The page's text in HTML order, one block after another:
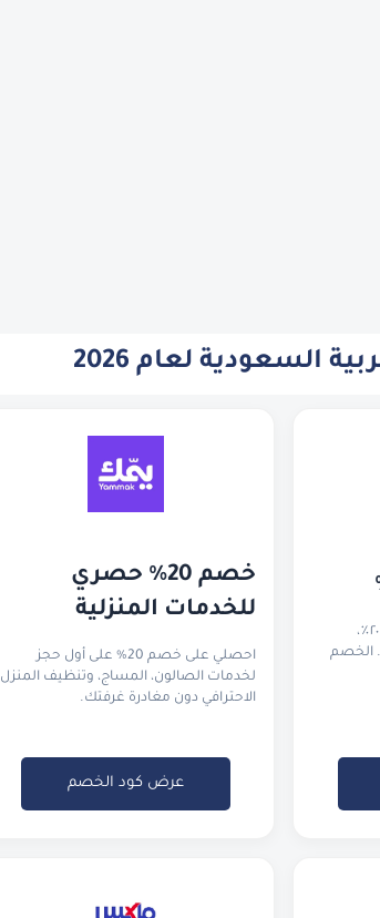
السعودية لعام 2026
يحصل العملاء الجدد على خصم ٢٠٪،
الحاليون على خصم ١٠٪. الخصم
للخدمات المنزلية
احصلي على خصم 20% على أول حجز
لخدمات الصالون، المساج، وتنظيف المنزل
الاحترافي دون مغادرة غرفتك.
عرض كود الخصم